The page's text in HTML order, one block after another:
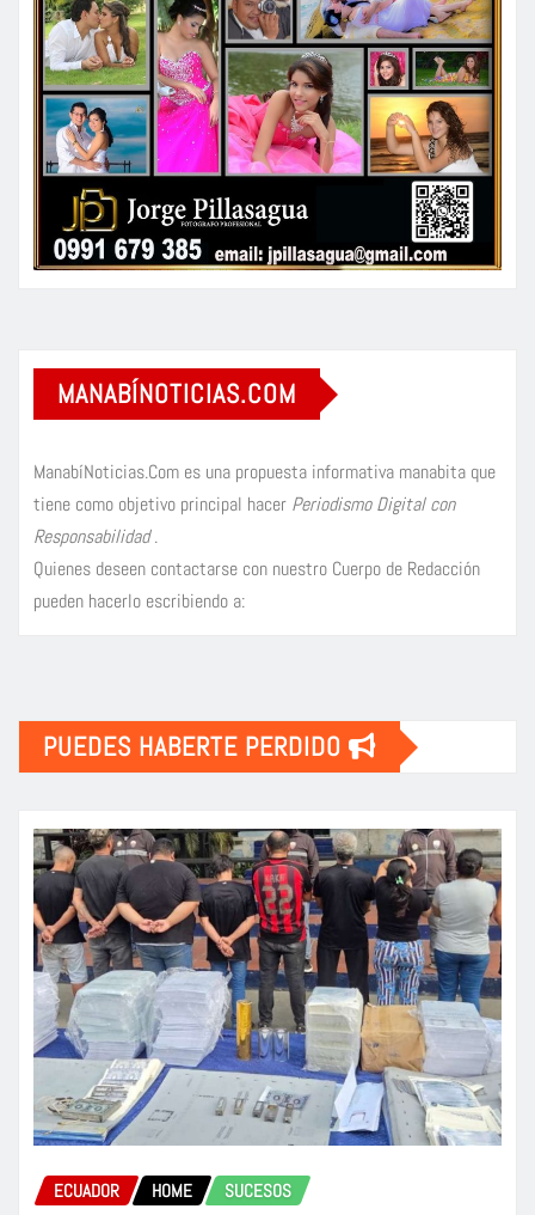
MANABÍNOTICIAS.COM
ManabíNoticias.Com es una propuesta informativa manabita que
tiene como objetivo principal hacer Periodismo Digital con
Responsabilidad.
Quienes deseen contactarse con nuestro Cuerpo de Redacción
pueden hacerlo escribiendo a:
PUEDES HABERTE PERDIDO
ECUADOR HOME SUCESOS